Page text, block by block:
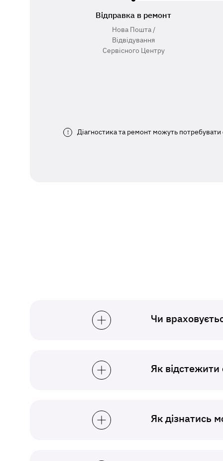
Відправка в ремонт
Нова Пошта /
Відвідування
Сервісного Центру
! Діагностика та ремонт можуть
Чи
Як відстежити
Як дізнатись